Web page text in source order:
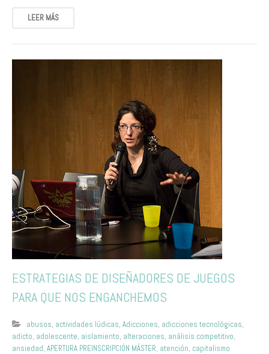
LEER MÁS
ESTRATEGIAS DE DISEÑADORES DE JUEGOS
PARA QUE NOS ENGANCHEMOS
abusos, actividades lúdicas, Adicciones, adicciones tecnológicas,
adicto, adolescente, aislamiento, alteraciones, análisis competitivo,
ansiedad, APERTURA PREINSCRIPCIÓN MÁSTER, atención, capitalismo